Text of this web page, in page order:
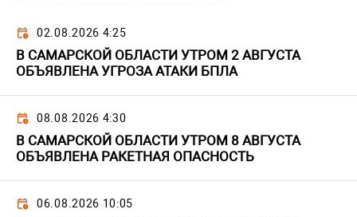
02.08.2026 4:25
В САМАРСКОЙ ОБЛАСТИ УТРОМ 2 АВГУСТА
ОБЪЯВЛЕНА УГРОЗА АТАКИ БПЛА
08.08.2026 4:30
В САМАРСКОЙ ОБЛАСТИ УТРОМ 8 АВГУСТА
ОБЪЯВЛЕНА РАКЕТНАЯ ОПАСНОСТЬ
06.08.2026 10:05